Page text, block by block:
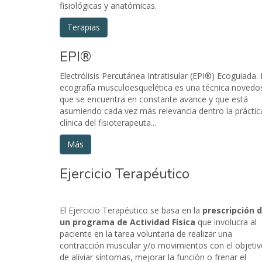
fisiológicas y anatómicas.
Terapias
EPI®
Electrólisis Percutánea Intratisular (EPI®) Ecoguiada.
ecografía musculoesquelética es una técnica
que se encuentra en constante avance y que está
asumiendo cada vez más relevancia dentro la
clínica del fisioterapeuta...
Más
Ejercicio Terapéutico
El Ejercicio Terapéutico se basa en la prescripción
un programa de Actividad Física que involucra al
paciente en la tarea voluntaria de realizar una
contracción muscular y/o movimientos con el
de aliviar síntomas, mejorar la función o frenar el